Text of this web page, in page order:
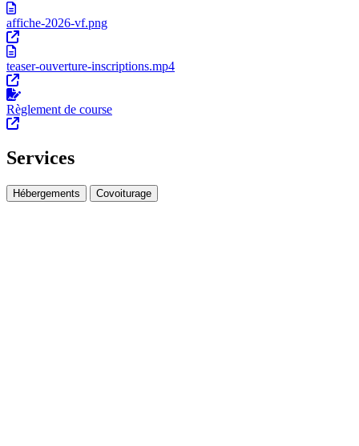
affiche-2026-vf.png
teaser-ouverture-inscriptions.mp4
Règlement de course
Services
Hébergements Covoiturage